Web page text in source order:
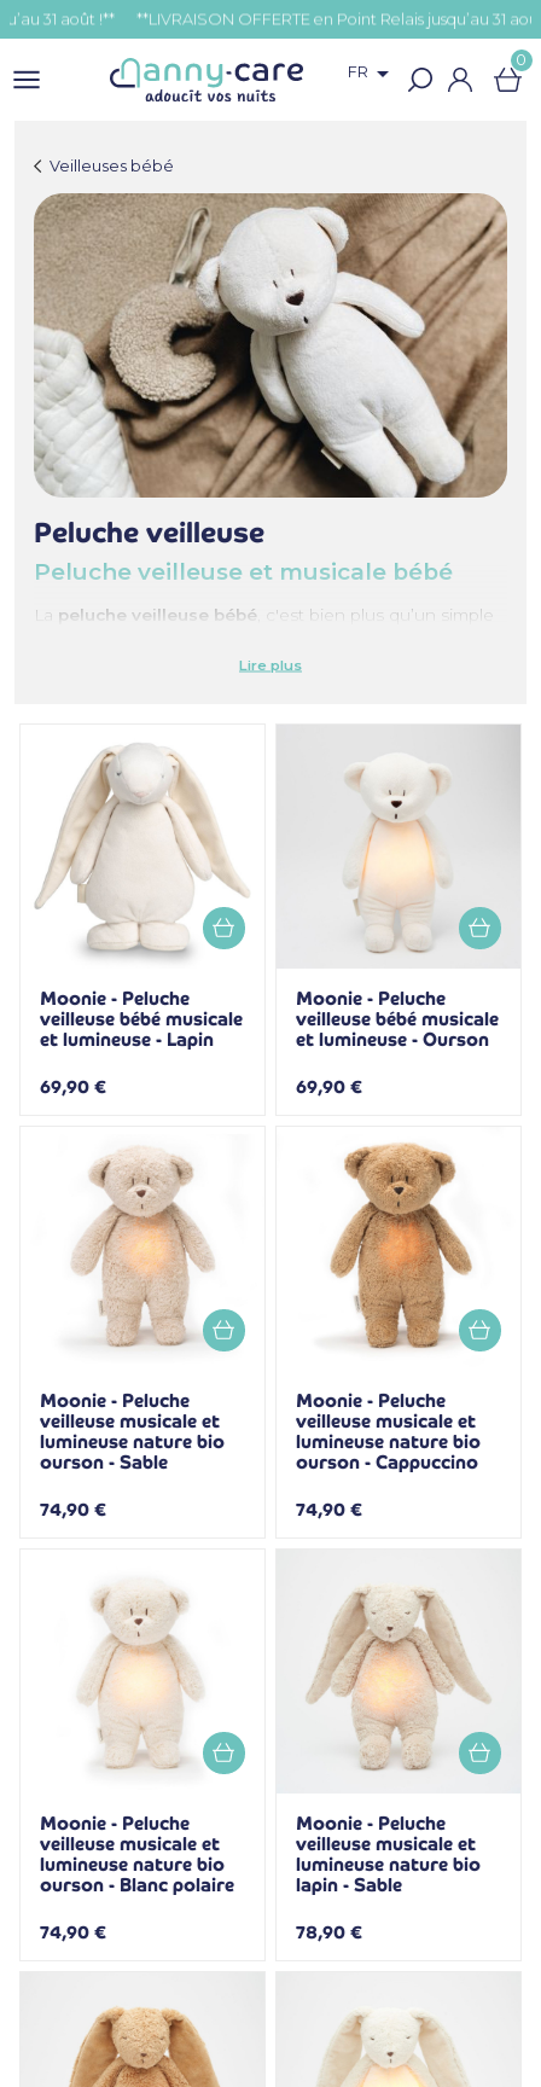
31 août !**
FR  0
Veilleuses bébé
Peluche veilleuse
Peluche veilleuse et musicale bébé
La peluche veilleuse bébé , c'est bien plus qu’un simple
sereinement. Idéale pour rassurer les bébés sensibles à
partout, à la maison comme en déplacement et devient
rapidement un repère familier, pour bébé, indispensable
pour des nuits plus calmes.
Moonie - Peluche
veilleuse bébé musicale
et lumineuse - Lapin
69,90 €
Moonie - Peluche
veilleuse bébé musicale
et lumineuse - Ourson
69,90 €
Moonie - Peluche
veilleuse musicale et
lumineuse nature bio
ourson - Sable
74,90 €
Moonie - Peluche
veilleuse musicale et
lumineuse nature bio
ourson - Cappuccino
74,90 €
Moonie - Peluche
veilleuse musicale et
lumineuse nature bio
ourson - Blanc polaire
74,90 €
Moonie - Peluche
veilleuse musicale et
lumineuse nature bio
lapin - Sable
78,90 €